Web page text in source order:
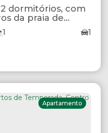
dormitórios, com
da praia de
1 1
Apartamento